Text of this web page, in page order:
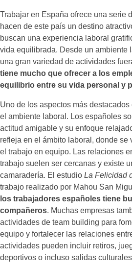
Trabajar en España ofrece una serie
hacen de este país un destino
buscan una experiencia laboral
vida equilibrada. Desde un ambiente
una gran variedad de actividades
tiene mucho que ofrecer a los
equilibrio entre su vida personal y
Uno de los aspectos más
el ambiente laboral. Los españoles
actitud amigable y su enfoque
refleja en el ámbito laboral, donde se
el trabajo en equipo. Las relaciones
trabajo suelen ser cercanas y existe
camaradería. El estudio La Felicidad
trabajo realizado por Mahou San
los trabajadores españoles tiene
compañeros. Muchas empresas
actividades de team building para
equipo y fortalecer las relaciones
actividades pueden incluir retiros,
deportivos o incluso salidas